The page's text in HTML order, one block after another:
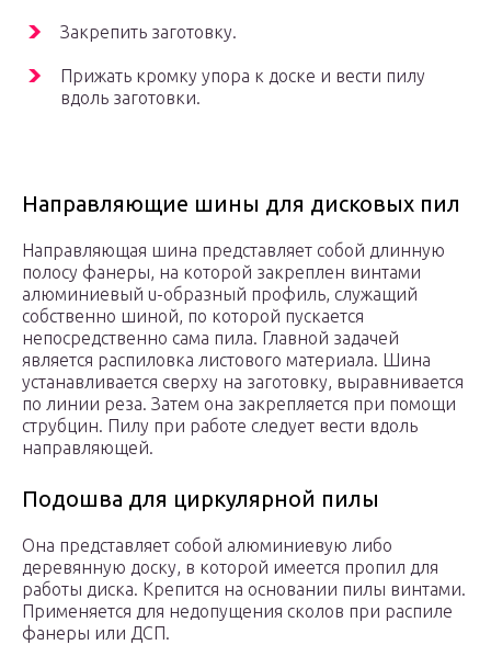
Закрепить заготовку.
Прижать кромку упора к доске и вести пилу
вдоль заготовки.
Направляющие шины для дисковых пил
Направляющая шина представляет собой длинную
полосу фанеры, на которой закреплен винтами
алюминиевый u-образный профиль, служащий
собственно шиной, по которой пускается
непосредственно сама пила. Главной задачей
является распиловка листового материала. Шина
устанавливается сверху на заготовку, выравнивается
по линии реза. Затем она закрепляется при помощи
струбцин. Пилу при работе следует вести вдоль
направляющей.
Подошва для циркулярной пилы
Она представляет собой алюминиевую либо
деревянную доску, в которой имеется пропил для
работы диска. Крепится на основании пилы винтами.
Применяется для недопущения сколов при распиле
фанеры или ДСП.